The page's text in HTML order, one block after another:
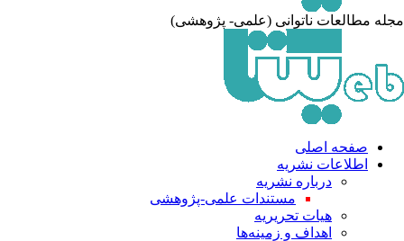
مطالعات ناتوانی (علمی- پژوهشی)
صفحه اصلی
اطلاعات نشریه
درباره نشریه
مستندات علمی-پژوهشی
هیات تحریریه
اهداف و زمینه‌ها